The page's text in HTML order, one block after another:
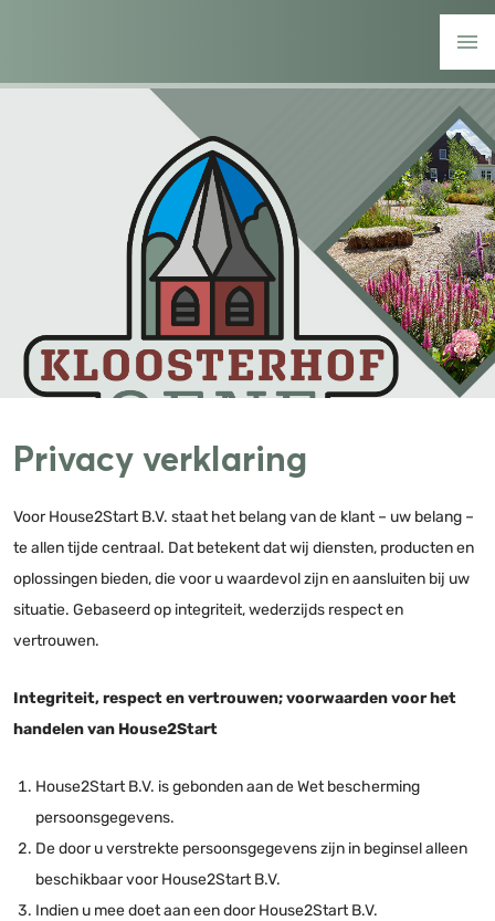
Privacy verklaring
Voor House2Start B.V. staat het belang van de klant – uw belang –
te allen tijde centraal. Dat betekent dat wij diensten, producten en
oplossingen bieden, die voor u waardevol zijn en aansluiten bij uw
situatie. Gebaseerd op integriteit, wederzijds respect en
vertrouwen.
Integriteit, respect en vertrouwen; voorwaarden voor het
handelen van House2Start
House2Start B.V. is gebonden aan de Wet bescherming
persoonsgegevens.
De door u verstrekte persoonsgegevens zijn in beginsel alleen
beschikbaar voor House2Start B.V.
Indien u mee doet aan een door House2Start B.V.